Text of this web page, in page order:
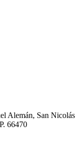
Alemán, San Nicolás
66470